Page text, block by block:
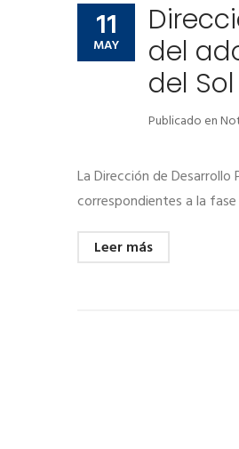
11
MAY
del
del Sol
Publicado en
La Dirección de
correspondientes a la
Leer más